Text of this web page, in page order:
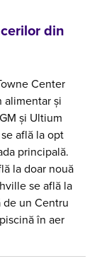
din
Center
alimentar și
și Ultium
află la opt
principală.
la doar nouă
se află la
de un Centru
în aer